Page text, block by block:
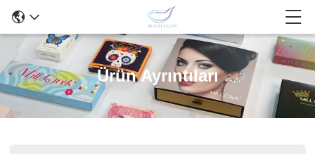
Ürün Ayrıntıları